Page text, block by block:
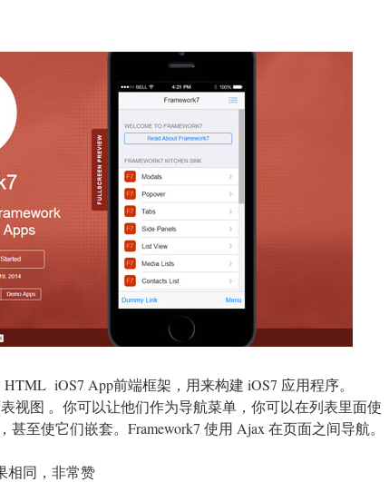
iOS7 App前端框架，用来构建 iOS7 应用程序。
视图 。你可以让他们作为导航菜单，你可以在列表里面使
至使它们嵌套。Framework7 使用 Ajax 在页面之间导航。
相同，非常赞